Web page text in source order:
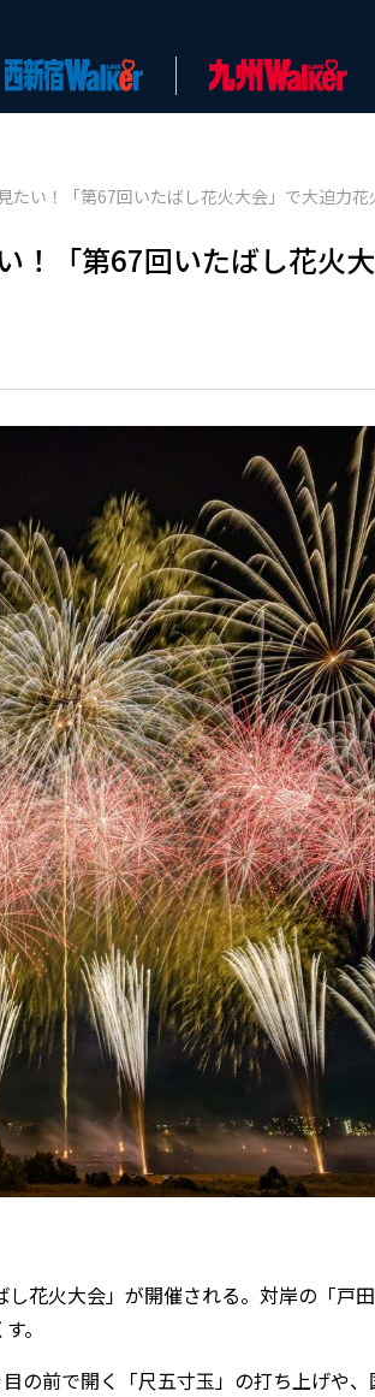
たい！「第67回いたばし花火大会」で大迫力花
！「第67回いたばし花火
花火大会」が開催される。対岸の「戸
。
の前で開く「尺五寸玉」の打ち上げや